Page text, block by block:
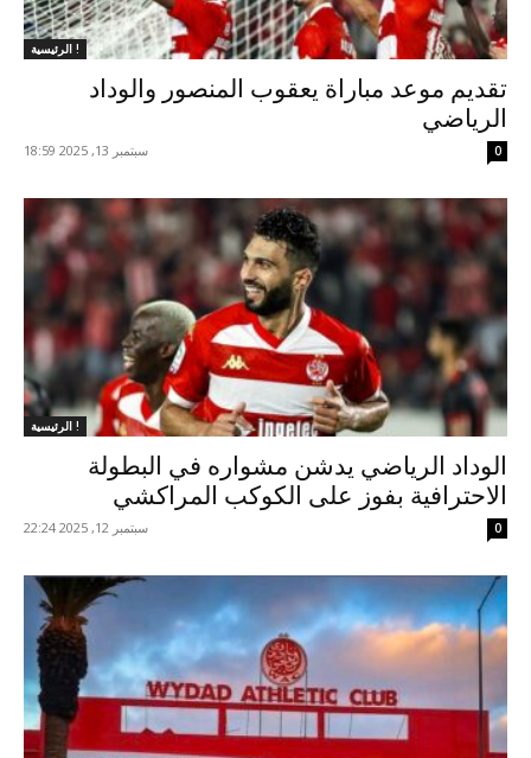
الرئيسية !
تقديم موعد مباراة يعقوب المنصور والوداد
الرياضي
سبتمبر 13, 2025 18:59 0
الرئيسية !
الوداد الرياضي يدشن مشواره في البطولة
الاحترافية بفوز على الكوكب المراكشي
سبتمبر 12, 2025 22:24 0